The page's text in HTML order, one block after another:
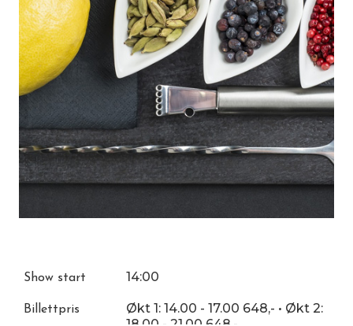
Show start 14:00
Billettpris
Økt 1: 14.00 - 17.00 648,- • Økt 2: